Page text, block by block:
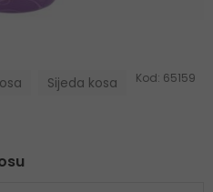
Sijeda kosa
Kod: 65159